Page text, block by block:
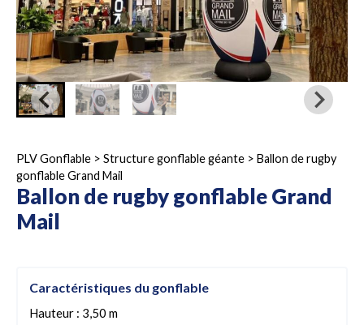
PLV Gonflable > Structure gonflable géante > Ballon de rugby
gonflable Grand Mail
Ballon de rugby gonflable Grand
Mail
Caractéristiques du gonflable
Hauteur : 3,50 m